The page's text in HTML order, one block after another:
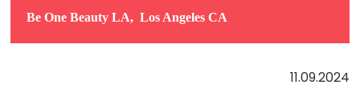
Be One Beauty LA, Los Angeles CA
11.09.2024